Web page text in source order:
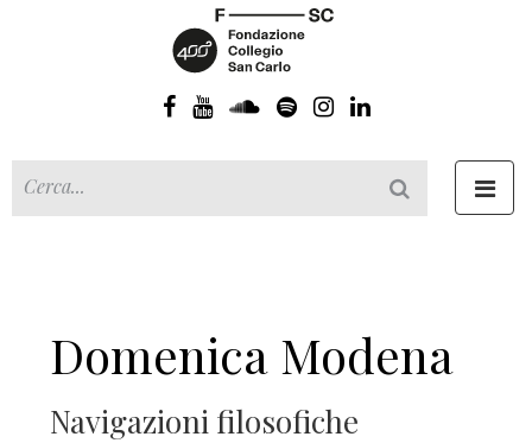
Domenica Modena
Navigazioni filosofiche